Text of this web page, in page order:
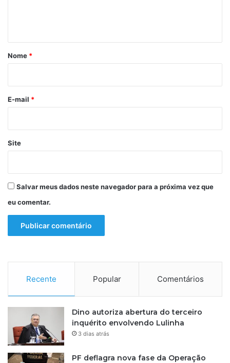
e
o
p
o
B
s
r
*
Nome *
E-mail *
Site
Salvar meus dados neste navegador para a próxima vez que
eu comentar.
Recente Popular Comentários
Dino autoriza abertura do terceiro
inquérito envolvendo Lulinha
3 dias atrás
PF deflagra nova fase da Operação